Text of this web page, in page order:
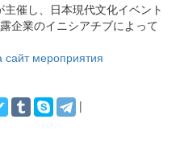
催し、日本現代文化イベント
企業のイニシアチブによって
сайт мероприятия
|